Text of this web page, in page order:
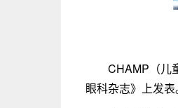
CHAMP（儿
眼科杂志》上发表